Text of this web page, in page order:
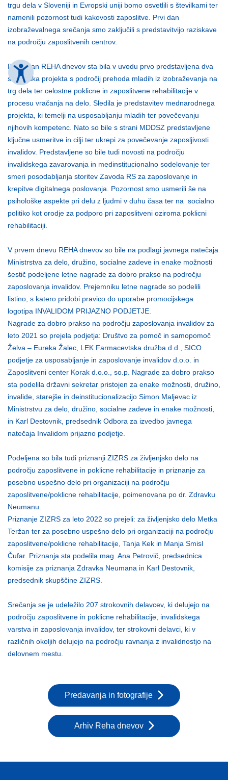
trgu dela v Sloveniji in Evropski uniji bomo osvetlili s številkami ter
namenili pozornost tudi kakovosti zaposlitve. Prvi dan
izobraževalnega srečanja smo zaključili s predstavitvijo raziskave
na področju zaposlitvenih centrov.
Drugi dan REHA dnevov sta bila v uvodu prvo predstavljena dva
slovenska projekta s področij prehoda mladih iz izobraževanja na
trg dela ter celostne poklicne in zaposlitvene rehabilitacije v
procesu vračanja na delo. Sledila je predstavitev mednarodnega
projekta, ki temelji na usposabljanju mladih ter povečevanju
njihovih kompetenc. Nato so bile s strani MDDSZ predstavljene
ključne usmeritve in cilji ter ukrepi za povečevanje zaposljivosti
invalidov. Predstavljene so bile tudi novosti na področju
invalidskega zavarovanja in medinstitucionalno sodelovanje ter
smeri posodabljanja storitev Zavoda RS za zaposlovanje in
krepitve digitalnega poslovanja. Pozornost smo usmerili še na
psihološke aspekte pri delu z ljudmi v duhu časa ter na socialno
politiko kot orodje za podporo pri zaposlitveni oziroma poklicni
rehabilitaciji.
V prvem dnevu REHA dnevov so bile na podlagi javnega natečaja
Ministrstva za delo, družino, socialne zadeve in enake možnosti
šestič podeljene letne nagrade za dobro prakso na področju
zaposlovanja invalidov. Prejemniku letne nagrade so podelili
listino, s katero pridobi pravico do uporabe promocijskega
logotipa INVALIDOM PRIJAZNO PODJETJE.
Nagrade za dobro prakso na področju zaposlovanja invalidov za
leto 2021 so prejela podjetja: Društvo za pomoč in samopomoč
Želva – Eureka Žalec, LEK Farmacevtska družba d.d., SICO
podjetje za usposabljanje in zaposlovanje invalidov d.o.o. in
Zaposlitveni center Korak d.o.o., so.p. Nagrade za dobro prakso
sta podelila državni sekretar pristojen za enake možnosti, družino,
invalide, starejše in deinstitucionalizacijo Simon Maljevac iz
Ministrstvu za delo, družino, socialne zadeve in enake možnosti,
in Karl Destovnik, predsednik Odbora za izvedbo javnega
natečaja Invalidom prijazno podjetje.
Podeljena so bila tudi priznanji ZIZRS za življenjsko delo na
področju zaposlitvene in poklicne rehabilitacije in priznanje za
posebno uspešno delo pri organizaciji na področju
zaposlitvene/poklicne rehabilitacije, poimenovana po dr. Zdravku
Neumanu.
Priznanje ZIZRS za leto 2022 so prejeli: za življenjsko delo Metka
Teržan ter za posebno uspešno delo pri organizaciji na področju
zaposlitvene/poklicne rehabilitacije, Tanja Kek in Manja Smisl
Čufar. Priznanja sta podelila mag. Ana Petrovič, predsednica
komisije za priznanja Zdravka Neumana in Karl Destovnik,
predsednik skupščine ZIZRS.
Srečanja se je udeležilo 207 strokovnih delavcev, ki delujejo na
področju zaposlitvene in poklicne rehabilitacije, invalidskega
varstva in zaposlovanja invalidov, ter strokovni delavci, ki v
različnih okoljih delujejo na področju ravnanja z invalidnostjo na
delovnem mestu.
Predavanja in fotografije
Arhiv Reha dnevov